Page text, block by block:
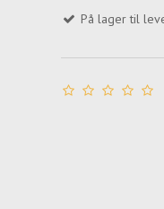
På lager til